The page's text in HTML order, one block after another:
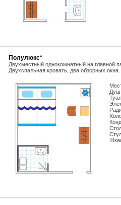
Полулюкс*
Двухместный однокомнатный на главной
Двухспальная кровать, два обзорных окна.
Душ